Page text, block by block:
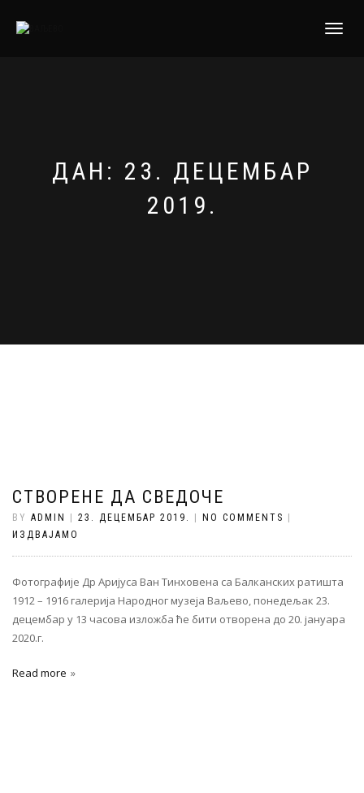
TOGGLE
ДАН: 23. ДЕЦЕМБАР
2019.
СТВОРЕНЕ ДА СВЕДОЧЕ
BY ADMIN | 23. ДЕЦЕМБАР 2019. | NO COMMENTS |
ИЗДВАЈАМО
Фотографије Др Аријуса Ван Тинховена са Балканских ратишта
1912 – 1916 галерија Народног музеја Ваљево, понедељак 23.
децембар у 13 часова изложба ће бити отворена до 20. јануара
2020.г.
Read more